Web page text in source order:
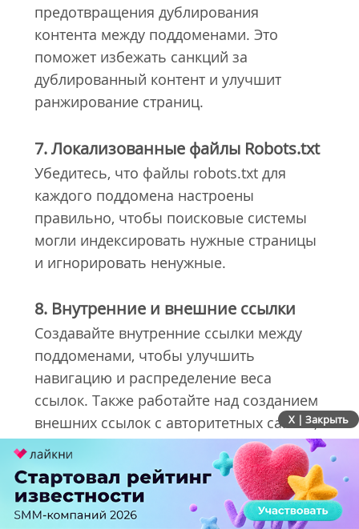
предотвращения дублирования
контента между поддоменами. Это
поможет избежать санкций за
дублированный контент и улучшит
ранжирование страниц.
7. Локализованные файлы Robots.txt
Убедитесь, что файлы robots.txt для
каждого поддомена настроены
правильно, чтобы поисковые системы
могли индексировать нужные страницы
и игнорировать ненужные.
8. Внутренние и внешние ссылки
Создавайте внутренние ссылки между
поддоменами, чтобы улучшить
навигацию и распределение веса
ссылок. Также работайте над созданием
внешних ссылок с авторитетных сайтов,
которые ведут на ваши поддомены.
10. Локальные структурированные
данные
X | Закрыть